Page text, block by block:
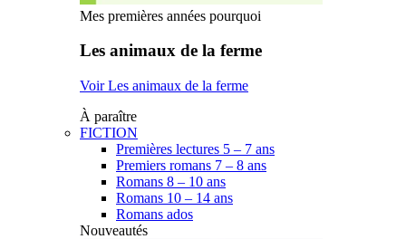
Mes premières années pourquoi
Les animaux de la ferme
Voir Les animaux de la ferme
À paraître
FICTION
Premières lectures 5 – 7 ans
Premiers romans 7 – 8 ans
Romans 8 – 10 ans
Romans 10 – 14 ans
Romans ados
Nouveautés